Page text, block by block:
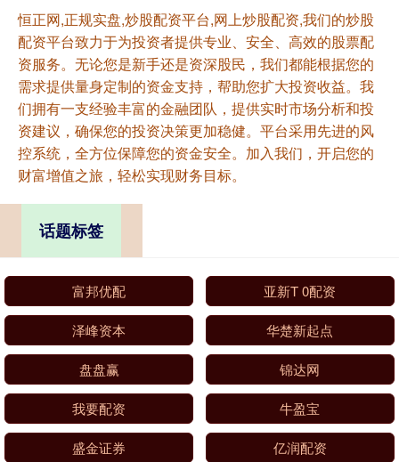
恒正网,正规实盘,炒股配资平台,网上炒股配资,我们的炒股
配资平台致力于为投资者提供专业、安全、高效的股票配
资服务。无论您是新手还是资深股民，我们都能根据您的
需求提供量身定制的资金支持，帮助您扩大投资收益。我
们拥有一支经验丰富的金融团队，提供实时市场分析和投
资建议，确保您的投资决策更加稳健。平台采用先进的风
控系统，全方位保障您的资金安全。加入我们，开启您的
财富增值之旅，轻松实现财务目标。
话题标签
富邦优配 亚新T 0配资
泽峰资本 华楚新起点
盘盘赢 锦达网
我要配资 牛盈宝
盛金证券 亿润配资